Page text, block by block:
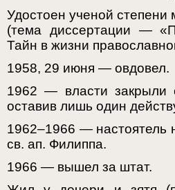
Удостоен ученой степени
(тема диссертации —
Тайн в жизни
1958, 29 июня — овдовел.
1962 — власти закрыли
оставив лишь один
1962–1966 — настоятель
св. ап. Филиппа.
1966 — вышел за штат.